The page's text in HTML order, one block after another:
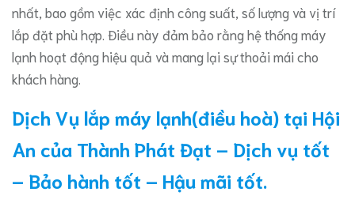
nhất, bao gồm việc xác định công suất, số lượng và vị trí
lắp đặt phù hợp. Điều này đảm bảo rằng hệ thống máy
lạnh hoạt động hiệu quả và mang lại sự thoải mái cho
khách hàng.
Dịch Vụ lắp máy lạnh(điều hoà) tại Hội
An của Thành Phát Đạt – Dịch vụ tốt
– Bảo hành tốt – Hậu mãi tốt.